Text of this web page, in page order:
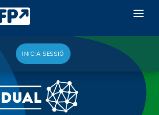
INICIA SESSIÓ